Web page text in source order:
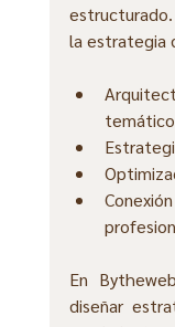
la estrategia
En
diseñar